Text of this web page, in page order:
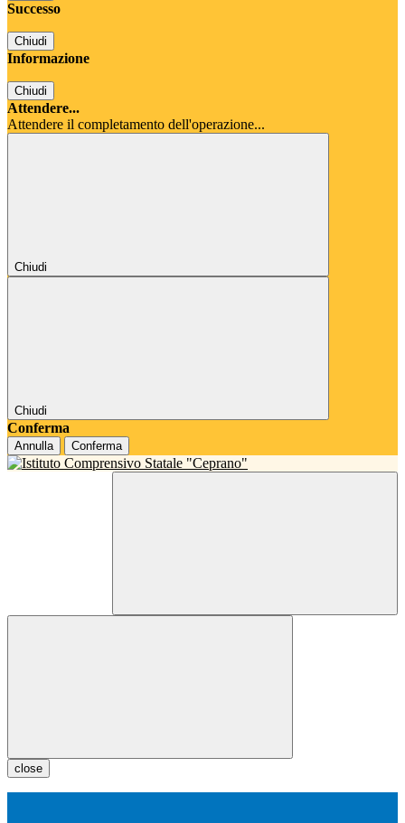
Successo
Chiudi
Informazione
Chiudi
Attendere...
Attendere il completamento dell'operazione...
Chiudi
Chiudi
Conferma
Annulla Conferma
close